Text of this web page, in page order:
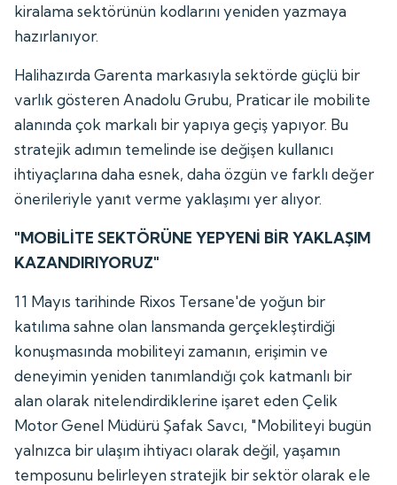
kiralama sektörünün kodlarını yeniden yazmaya
hazırlanıyor.
Halihazırda Garenta markasıyla sektörde güçlü bir
varlık gösteren Anadolu Grubu, Praticar ile mobilite
alanında çok markalı bir yapıya geçiş yapıyor. Bu
stratejik adımın temelinde ise değişen kullanıcı
ihtiyaçlarına daha esnek, daha özgün ve farklı değer
önerileriyle yanıt verme yaklaşımı yer alıyor.
"MOBİLİTE SEKTÖRÜNE YEPYENİ BİR YAKLAŞIM
KAZANDIRIYORUZ"
11 Mayıs tarihinde Rixos Tersane'de yoğun bir
katılıma sahne olan lansmanda gerçekleştirdiği
konuşmasında mobiliteyi zamanın, erişimin ve
deneyimin yeniden tanımlandığı çok katmanlı bir
alan olarak nitelendirdiklerine işaret eden Çelik
Motor Genel Müdürü Şafak Savcı, "Mobiliteyi bugün
yalnızca bir ulaşım ihtiyacı olarak değil, yaşamın
temposunu belirleyen stratejik bir sektör olarak ele